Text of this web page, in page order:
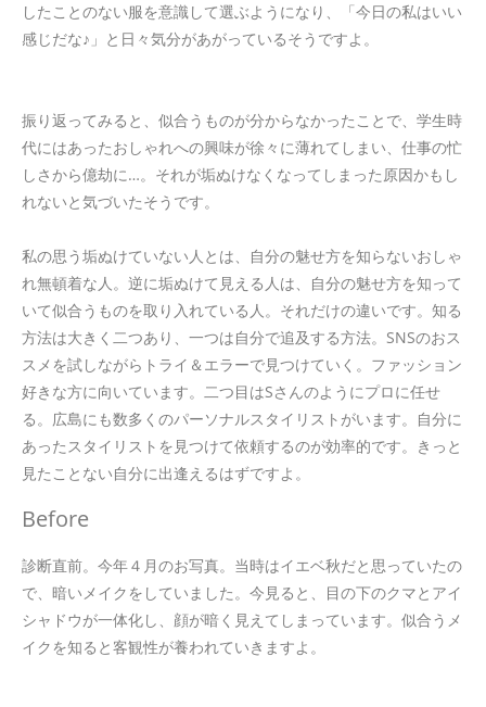
したことのない服を意識して選ぶようになり、「今日の私はいい
感じだな♪」と日々気分があがっているそうですよ。
振り返ってみると、似合うものが分からなかったことで、学生時
代にはあったおしゃれへの興味が徐々に薄れてしまい、仕事の忙
しさから億劫に…。それが垢ぬけなくなってしまった原因かもし
れないと気づいたそうです。
私の思う垢ぬけていない人とは、自分の魅せ方を知らないおしゃ
れ無頓着な人。逆に垢ぬけて見える人は、自分の魅せ方を知って
いて似合うものを取り入れている人。それだけの違いです。知る
方法は大きく二つあり、一つは自分で追及する方法。SNSのおス
スメを試しながらトライ＆エラーで見つけていく。ファッション
好きな方に向いています。二つ目はSさんのようにプロに任せ
る。広島にも数多くのパーソナルスタイリストがいます。自分に
あったスタイリストを見つけて依頼するのが効率的です。きっと
見たことない自分に出逢えるはずですよ。
Before
診断直前。今年４月のお写真。当時はイエベ秋だと思っていたの
で、暗いメイクをしていました。今見ると、目の下のクマとアイ
シャドウが一体化し、顔が暗く見えてしまっています。似合うメ
イクを知ると客観性が養われていきますよ。